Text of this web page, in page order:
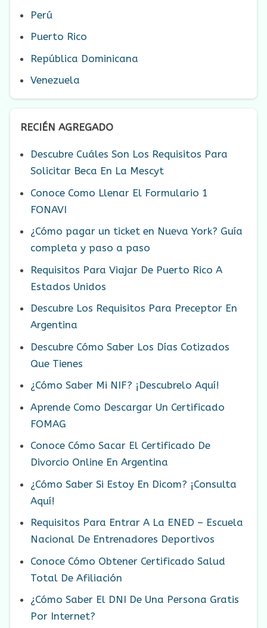
Perú
Puerto Rico
República Dominicana
Venezuela
RECIÉN AGREGADO
Descubre Cuáles Son Los Requisitos Para
Solicitar Beca En La Mescyt
Conoce Como Llenar El Formulario 1
FONAVI
¿Cómo pagar un ticket en Nueva York? Guía
completa y paso a paso
Requisitos Para Viajar De Puerto Rico A
Estados Unidos
Descubre Los Requisitos Para Preceptor En
Argentina
Descubre Cómo Saber Los Días Cotizados
Que Tienes
¿Cómo Saber Mi NIF? ¡Descubrelo Aquí!
Aprende Como Descargar Un Certificado
FOMAG
Conoce Cómo Sacar El Certificado De
Divorcio Online En Argentina
¿Cómo Saber Si Estoy En Dicom? ¡Consulta
Aquí!
Requisitos Para Entrar A La ENED – Escuela
Nacional De Entrenadores Deportivos
Conoce Cómo Obtener Certificado Salud
Total De Afiliación
¿Cómo Saber El DNI De Una Persona Gratis
Por Internet?